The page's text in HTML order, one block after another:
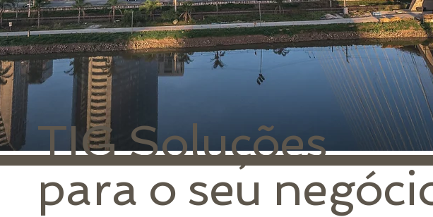
TIGSoluções
para o seu